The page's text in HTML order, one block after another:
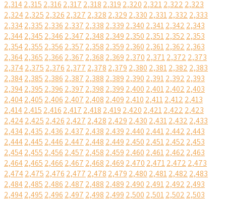
2,3142,315 2,316 2,317 2,318 2,319 2,320 2,3212,322 2,323
2,3242,325 2,326 2,327 2,328 2,329 2,330 2,3312,332 2,333
2,3342,335 2,336 2,337 2,338 2,339 2,340 2,3412,342 2,343
2,3442,345 2,346 2,347 2,348 2,349 2,350 2,3512,352 2,353
2,3542,355 2,356 2,357 2,358 2,359 2,360 2,3612,362 2,363
2,3642,365 2,366 2,367 2,368 2,369 2,370 2,3712,372 2,373
2,3742,375 2,376 2,377 2,378 2,379 2,380 2,3812,382 2,383
2,3842,385 2,386 2,387 2,388 2,389 2,390 2,3912,392 2,393
2,3942,395 2,396 2,397 2,398 2,399 2,400 2,4012,402 2,403
2,4042,405 2,406 2,407 2,408 2,409 2,410 2,4112,412 2,413
2,4142,415 2,416 2,417 2,418 2,419 2,420 2,4212,422 2,423
2,4242,425 2,426 2,427 2,428 2,429 2,430 2,4312,432 2,433
2,4342,435 2,436 2,437 2,438 2,439 2,440 2,4412,442 2,443
2,4442,445 2,446 2,447 2,448 2,449 2,450 2,4512,452 2,453
2,4542,455 2,456 2,457 2,458 2,459 2,460 2,4612,462 2,463
2,4642,465 2,466 2,467 2,468 2,469 2,470 2,4712,472 2,473
2,4742,475 2,476 2,477 2,478 2,479 2,480 2,4812,482 2,483
2,4842,485 2,486 2,487 2,488 2,489 2,490 2,4912,492 2,493
2,4942,495 2,496 2,497 2,498 2,499 2,500 2,5012,502 2,503